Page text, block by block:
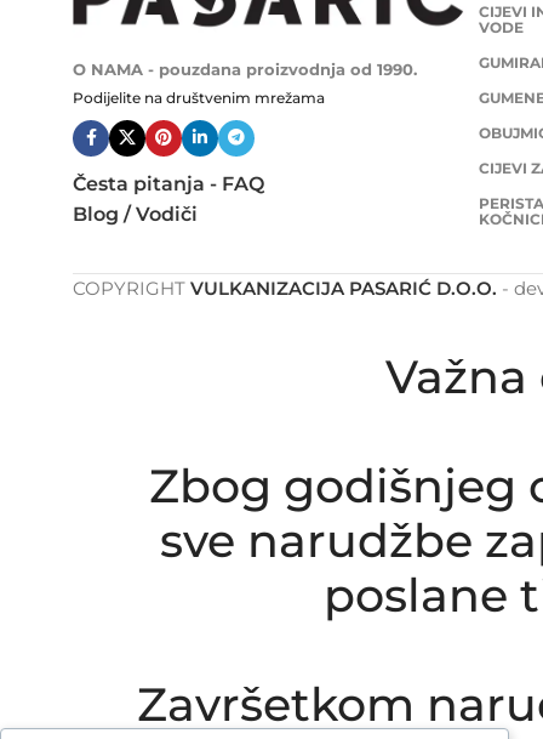
O NAMA - pouzdana proizvodnja od 1990.
Podijelite na društvenim mrežama
Česta pitanja - FAQ
Blog / Vodiči
CIJEVI
VODE
CIJEVI
COPYRIGHT VULKANIZACIJA PASARIĆ D.O.O. -
Zbog godišnjeg
sve narudžbe
poslane
Završetkom